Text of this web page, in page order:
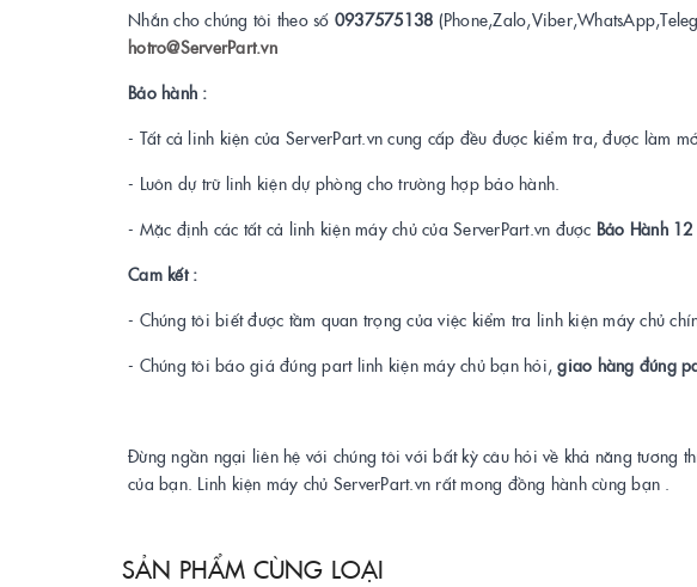
Nhắn cho chúng tôi theo số 0937575138
hotro@ServerPart.vn
Bảo hành :
- Tất cả linh kiện của ServerPart.vn cung cấp đều được kiểm tra, được làm
- Luôn dự trữ linh kiện dự phòng cho trường hợp bảo hành.
- Mặc định các tất cả linh kiện máy chủ của ServerPart.vn được Bảo Hành
Cam kết :
- Chúng tôi biết được tầm quan trọng của việc kiểm tra linh kiện máy chủ
- Chúng tôi báo giá đúng part linh kiện máy chủ bạn hỏi,giao hàng đúng
Đừng ngần ngại liên hệ với chúng tôi với bất kỳ câu hỏi về khả năng tương
của bạn. Linh kiện máy chủ ServerPart.vn rất mong đồng hành cùng bạn .
SẢN PHẨM CÙNG LOẠI